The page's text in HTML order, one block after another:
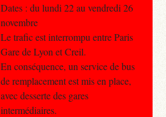
Dates : du lundi 22 au vendredi 26
novembre
Le trafic est interrompu entre Paris
Gare de Lyon et Creil.
En conséquence, un service de bus
de remplacement est mis en place,
avec desserte des gares
intermédiaires.